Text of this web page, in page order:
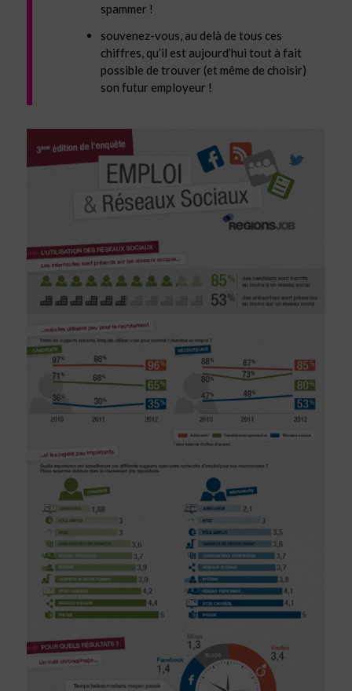
spammer !
souvenez-vous, au delà de tous ces
chiffres, qu’il est aujourd’hui tout à fait
possible de trouver (et même de choisir)
son futur employeur !